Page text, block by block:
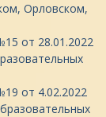
Орловском,
от 28.01.2022
от 4.02.2022